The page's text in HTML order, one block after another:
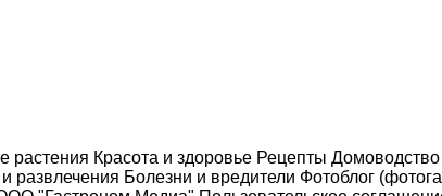
растения Красота и здоровье Рецепты Домоводство
развлечения Болезни и вредители Фотоблог